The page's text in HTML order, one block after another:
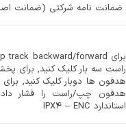
راست سه بار کلیک کنید, برای
هدفون ها دوبار کلیک کنید,
هدفون چپ/راست را فشار
استاندارد IPX۴ – ENC